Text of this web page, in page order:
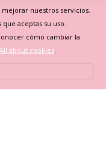
nuestros servicios.
aceptas su uso.
cómo cambiar la
All about cookies.